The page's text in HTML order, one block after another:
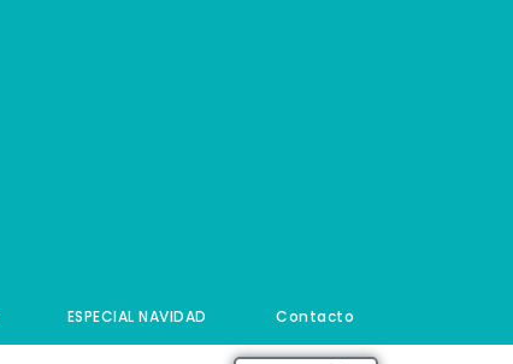
ESPECIAL NAVIDAD Contacto